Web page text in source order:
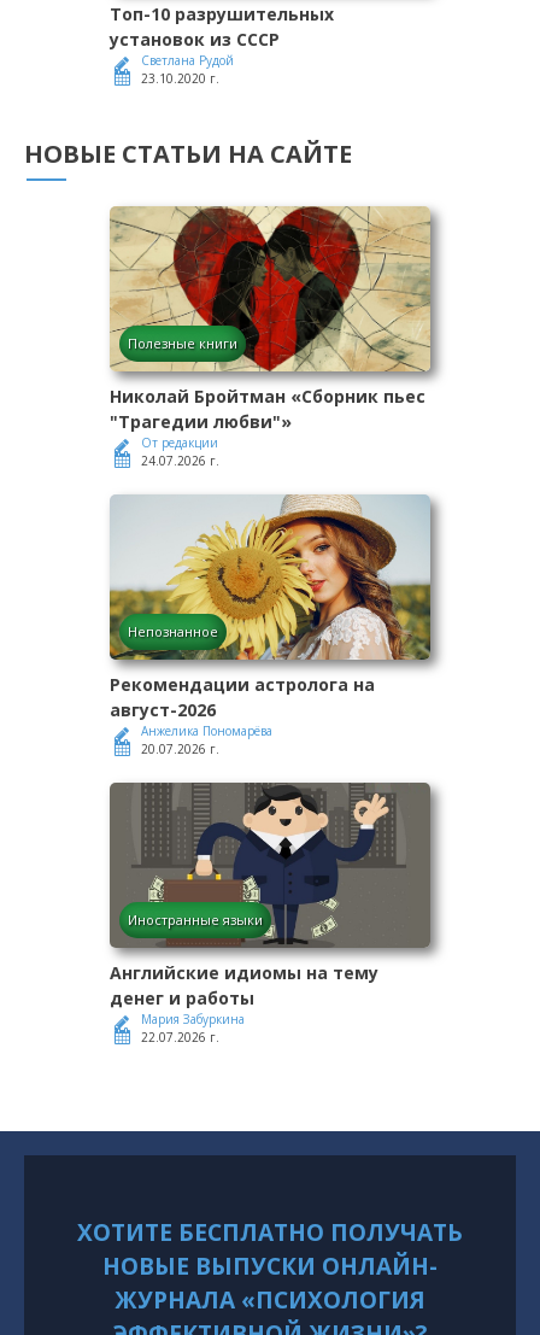
Топ-10 разрушительных
установок из СССР
Светлана Рудой
23.10.2020 г.
НОВЫЕ СТАТЬИ НА САЙТЕ
Полезные книги
Николай Бройтман «Сборник пьес
"Трагедии любви"»
От редакции
24.07.2026 г.
Непознанное
Рекомендации астролога на
август-2026
Анжелика Пономарёва
20.07.2026 г.
Иностранные языки
Английские идиомы на тему
денег и работы
Мария Забуркина
22.07.2026 г.
ХОТИТЕ БЕСПЛАТНО ПОЛУЧАТЬ
НОВЫЕ ВЫПУСКИ ОНЛАЙН-
ЖУРНАЛА «ПСИХОЛОГИЯ